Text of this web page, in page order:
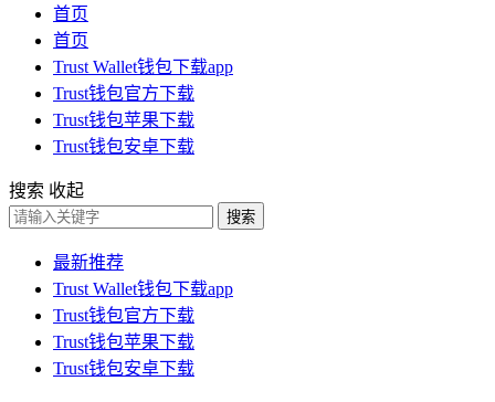
首页
首页
Trust Wallet钱包下载app
Trust钱包官方下载
Trust钱包苹果下载
Trust钱包安卓下载
搜索 收起
搜索
最新推荐
Trust Wallet钱包下载app
Trust钱包官方下载
Trust钱包苹果下载
Trust钱包安卓下载